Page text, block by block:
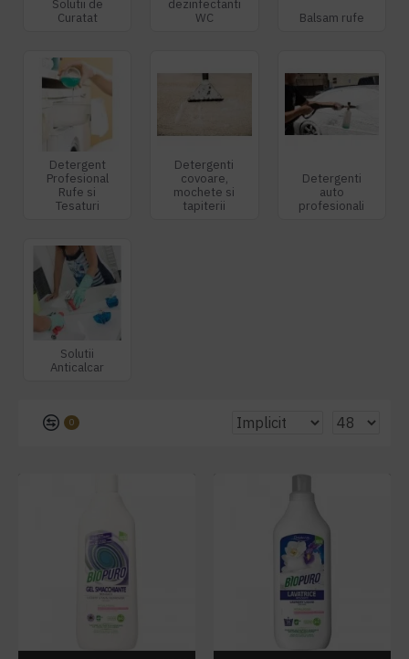
Solutii de
Curatat
dezinfectanti
WC
Balsam rufe
Detergent
Profesional
Rufe si
Tesaturi
Detergenti
covoare,
mochete si
tapiterii
Detergenti
auto
profesionali
Solutii
Anticalcar
0